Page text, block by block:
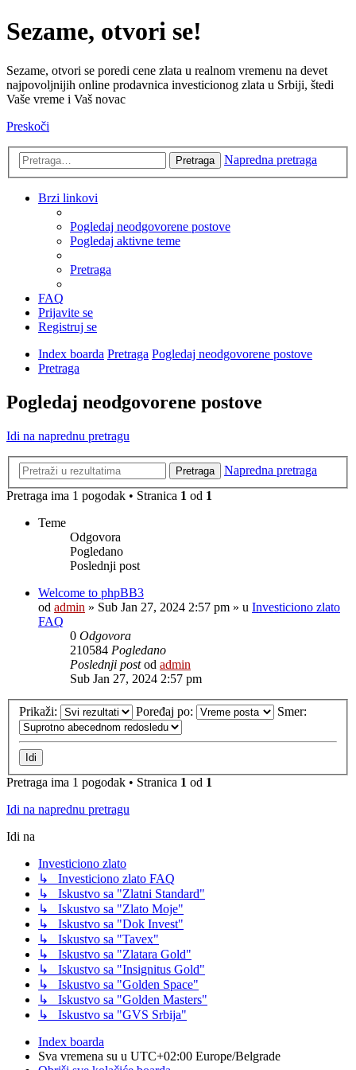
Sezame, otvori se!
Sezame, otvori se poredi cene zlata u realnom vremenu na devet
najpovoljnijih online prodavnica investicionog zlata u Srbiji, štedi
Vaše vreme i Vaš novac
Preskoči
Pretraga Napredna pretraga
Brzi linkovi
Pogledaj neodgovorene postove
Pogledaj aktivne teme
Pretraga
FAQ
Prijavite se
Registruj se
Index boarda Pretraga Pogledaj neodgovorene postove
Pretraga
Pogledaj neodgovorene postove
Idi na naprednu pretragu
Pretraga
Napredna pretraga
Pretraga ima 1 pogodak • Stranica 1 od 1
Teme
Odgovora
Pogledano
Poslednji post
Welcome to phpBB3
od admin » Sub Jan 27, 2024 2:57 pm » u Investiciono zlato
FAQ
0 Odgovora
210584 Pogledano
Poslednji postod admin
Sub Jan 27, 2024 2:57 pm
Prikaži: Poređaj po: Smer:
Pretraga ima 1 pogodak • Stranica 1 od 1
Idi na naprednu pretragu
Idi na
Investiciono zlato
↳ Investiciono zlato FAQ
↳ Iskustvo sa "Zlatni Standard"
↳ Iskustvo sa "Zlato Moje"
↳ Iskustvo sa "Dok Invest"
↳ Iskustvo sa "Tavex"
↳ Iskustvo sa "Zlatara Gold"
↳ Iskustvo sa "Insignitus Gold"
↳ Iskustvo sa "Golden Space"
↳ Iskustvo sa "Golden Masters"
↳ Iskustvo sa "GVS Srbija"
Index boarda
Sva vremena su u UTC+02:00 Europe/Belgrade